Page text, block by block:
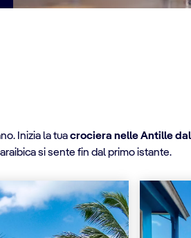
Inizia la tuacrociera nelle Antille
si sente fin dal primo istante.